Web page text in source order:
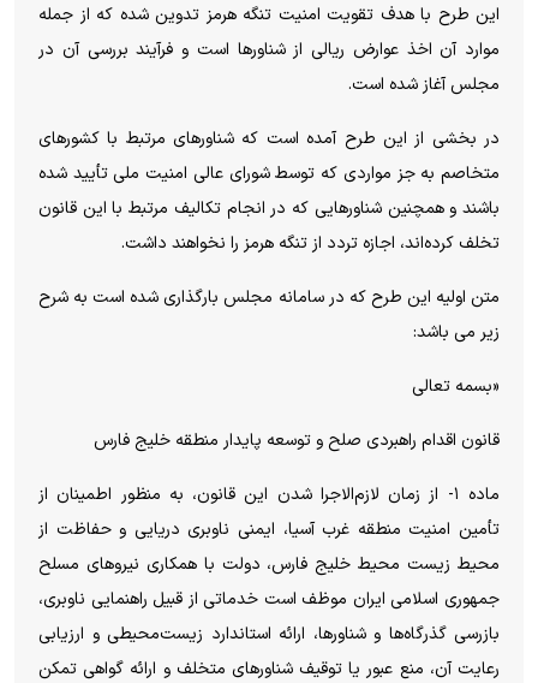
این طرح با هدف تقویت امنیت تنگه هرمز تدوین شده که از جمله
موارد آن اخذ عوارض ریالی از شناورها است و فرآیند بررسی آن در
مجلس آغاز شده است.
در بخشی از این طرح آمده است که شناورهای مرتبط با کشورهای
متخاصم به جز مواردی که توسط شورای عالی امنیت ملی تأیید شده
باشند و همچنین شناورهایی که در انجام تکالیف مرتبط با این قانون
تخلف کرده‌اند، اجازه تردد از تنگه هرمز را نخواهند داشت.
متن اولیه این طرح که در سامانه مجلس بارگذاری شده است به شرح
زیر می باشد:
«بسمه تعالی
قانون اقدام راهبردی صلح و توسعه پایدار منطقه خلیج فارس
ماده ۱- از زمان لازم‌الاجرا شدن این قانون، به منظور اطمینان از
تأمین امنیت منطقه غرب آسیا، ایمنی ناوبری دریایی و حفاظت از
محیط زیست محیط خلیج فارس، دولت با همکاری نیروهای مسلح
جمهوری اسلامی ایران موظف است خدماتی از قبیل راهنمایی ناوبری،
بازرسی گذرگاه‌ها و شناورها، ارائه استاندارد زیست‌محیطی و ارزیابی
رعایت آن، منع عبور یا توقیف شناورهای متخلف و ارائه گواهی تمکن